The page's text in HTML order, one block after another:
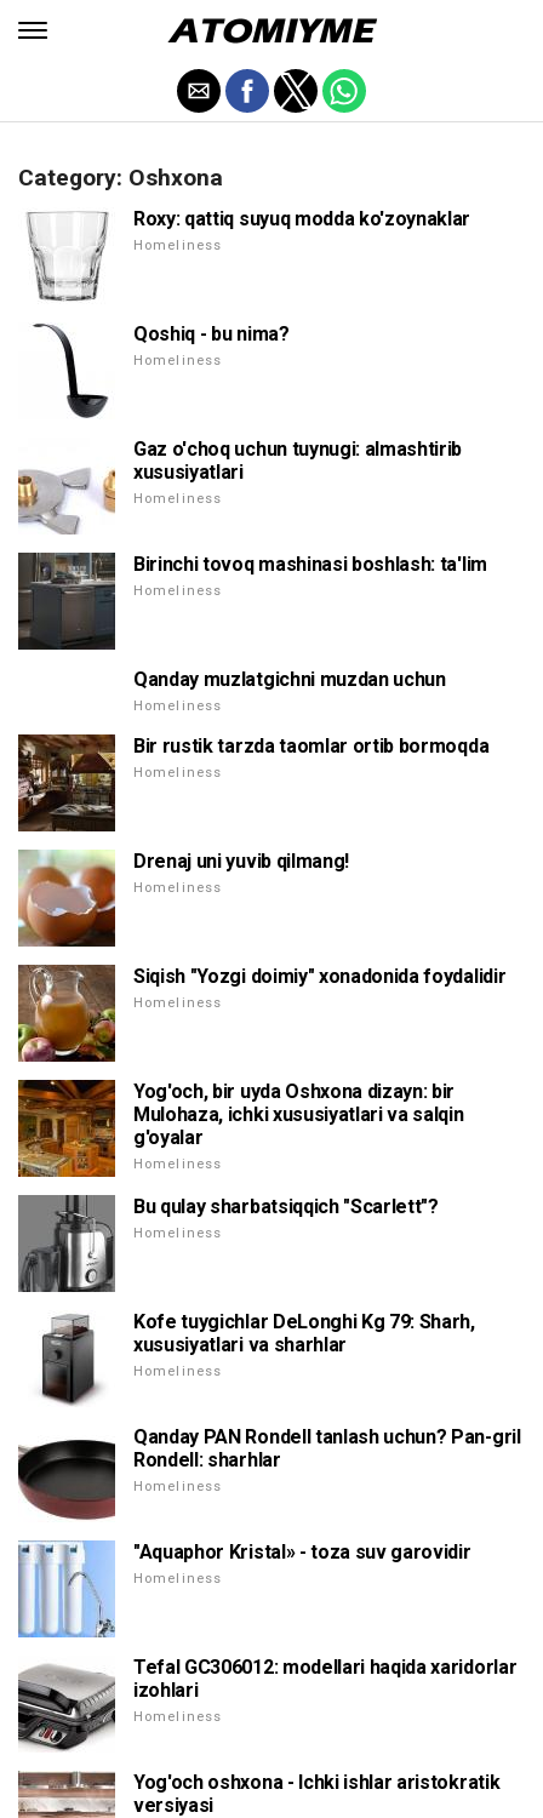
Category: Oshxona
Roxy: qattiq suyuq modda ko'zoynaklar
Homeliness
Qoshiq - bu nima?
Homeliness
Gaz o'choq uchun tuynugi: almashtirib
xususiyatlari
Homeliness
Birinchi tovoq mashinasi boshlash: ta'lim
Homeliness
Qanday muzlatgichni muzdan uchun
Homeliness
Bir rustik tarzda taomlar ortib bormoqda
Homeliness
Drenaj uni yuvib qilmang!
Homeliness
Siqish "Yozgi doimiy" xonadonida foydalidir
Homeliness
Yog'och, bir uyda Oshxona dizayn: bir
Mulohaza, ichki xususiyatlari va salqin
g'oyalar
Homeliness
Bu qulay sharbatsiqqich "Scarlett"?
Homeliness
Kofe tuygichlar DeLonghi Kg 79: Sharh,
xususiyatlari va sharhlar
Homeliness
Qanday PAN Rondell tanlash uchun? Pan-gril
Rondell: sharhlar
Homeliness
"Aquaphor Kristal» - toza suv garovidir
Homeliness
Tefal GC306012: modellari haqida xaridorlar
izohlari
Homeliness
Yog'och oshxona - Ichki ishlar aristokratik
versiyasi